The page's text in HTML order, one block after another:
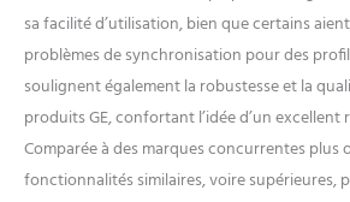
sa facilité d’utilisation, bien que certains
problèmes de synchronisation pour des
soulignent également la robustesse et la
produits GE, confortant l’idée d’un
Comparée à des marques concurrentes plus
fonctionnalités similaires, voire supérieures,